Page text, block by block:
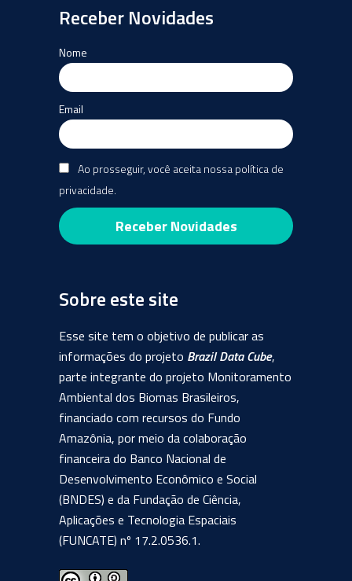
Receber Novidades
Nome
Email
Ao prosseguir, você aceita nossa política de
privacidade.
Sobre este site
Esse site tem o objetivo de publicar as
informações do projeto Brazil Data Cube,
parte integrante do projeto Monitoramento
Ambiental dos Biomas Brasileiros,
financiado com recursos do Fundo
Amazônia, por meio da colaboração
financeira do Banco Nacional de
Desenvolvimento Econômico e Social
(BNDES) e da Fundação de Ciência,
Aplicações e Tecnologia Espaciais
(FUNCATE) nº 17.2.0536.1.